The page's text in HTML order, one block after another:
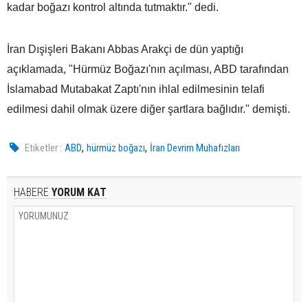
kadar boğazı kontrol altında tutmaktır." dedi.
İran Dışişleri Bakanı Abbas Arakçi de dün yaptığı
açıklamada, "Hürmüz Boğazı'nın açılması, ABD tarafından
İslamabad Mutabakat Zaptı'nın ihlal edilmesinin telafi
edilmesi dahil olmak üzere diğer şartlara bağlıdır." demişti.
Etiketler : ABD,hürmüz boğazı, İran Devrim Muhafızları
HABERE YORUM KAT